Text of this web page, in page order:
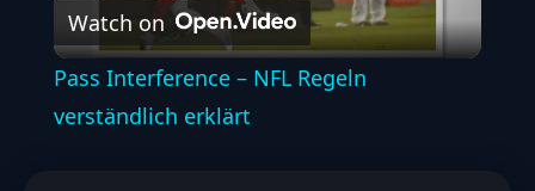
Video
Watch on
Pass Interference – NFL Regeln
verständlich erklärt